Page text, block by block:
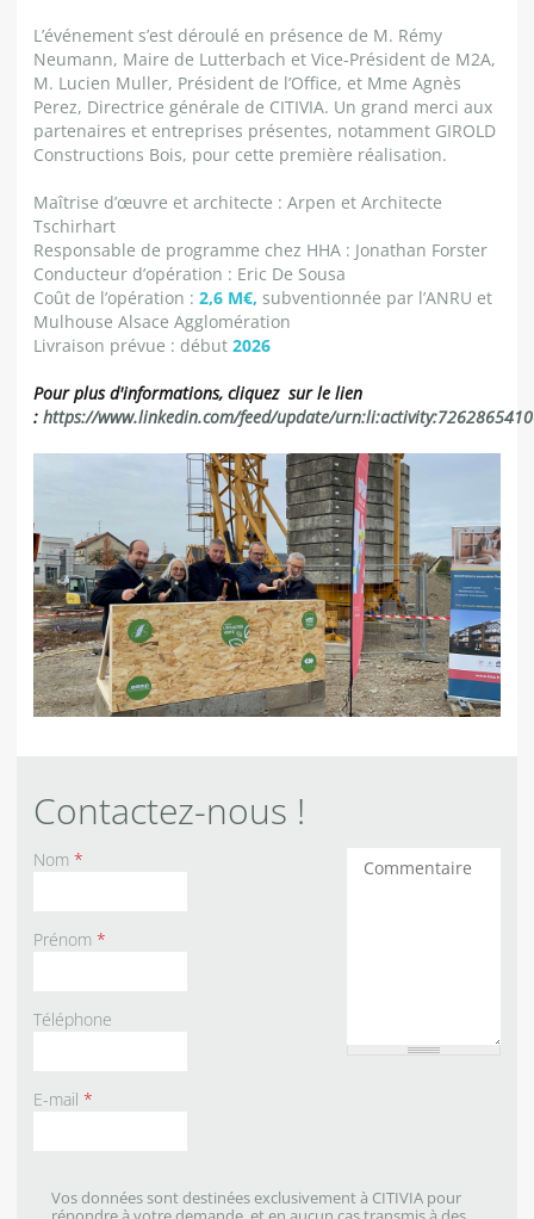
L’événement s’est déroulé en présence de M. Rémy
Neumann, Maire de Lutterbach et Vice-Président de M2A,
M. Lucien Muller, Président de l’Office, et Mme Agnès
Perez, Directrice générale de CITIVIA. Un grand merci aux
partenaires et entreprises présentes, notamment GIROLD
Constructions Bois, pour cette première réalisation.
Maîtrise d’œuvre et architecte : Arpen et Architecte
Tschirhart
Responsable de programme chez HHA : Jonathan Forster
Conducteur d’opération : Eric De Sousa
Coût de l’opération : 2,6 M€, subventionnée par l’ANRU et
Mulhouse Alsace Agglomération
Livraison prévue : début 2026
Pour plus d'informations, cliquez sur le lien
: https://www.linkedin.com/feed/update/
Contactez-nous !
Nom *
Prénom *
Téléphone
E-mail *
Commentaires
Vos données sont destinées exclusivement à CITIVIA pour